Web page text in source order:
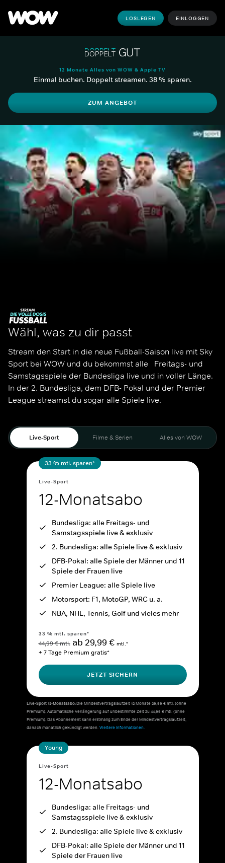
LOSLEGEN EINLOGGEN
12 Monate Alles von WOW & Apple TV
Einmal buchen. Doppelt streamen. 38 % sparen.
ZUM ANGEBOT
Wähl, was zu dir passt
Stream den Start in die neue Fußball-Saison live mit Sky
Sport bei WOW und du bekommst alle   Freitags- und
Samstagsspiele der Bundesliga live und in voller Länge.
In der 2. Bundesliga, dem DFB- Pokal und der Premier
League streamst du sogar alle Spiele live.
Live-Sport Filme & Serien Alles von WOW
33 % mtl. sparen*
Live-Sport
12-Monatsabo
Bundesliga: alle Freitags- und
Samstagsspiele live & exklusiv
2. Bundesliga: alle Spiele live & exklusiv
DFB-Pokal: alle Spiele der Männer und 11
Spiele der Frauen live
Premier League: alle Spiele live
Motorsport: F1, MotoGP, WRC u. a.
NBA, NHL, Tennis, Golf und vieles mehr
33 % mtl. sparen*
44,99 € mtl. ab 29,99 € mtl.*
+ 7 Tage Premium gratis*
JETZT SICHERN
Live-Sport 12-Monatsabo:Die Mindestvertragslaufzeit 12 Monate 29,99 € mtl. (ohne
Premium). Automatische Verlängerung auf unbestimmte Zeit zu 44,99 € mtl. (ohne
Premium). Das Abonnement kann erstmalig zum Ende der Mindestvertragslaufzeit,
danach monatlich gekündigt werden.Weitere Informationen.
Young
Live-Sport
12-Monatsabo
Bundesliga: alle Freitags- und
Samstagsspiele live & exklusiv
2. Bundesliga: alle Spiele live & exklusiv
DFB-Pokal: alle Spiele der Männer und 11
Spiele der Frauen live